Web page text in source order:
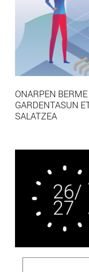
ONARPEN
GARDENTASUN
SALATZEA